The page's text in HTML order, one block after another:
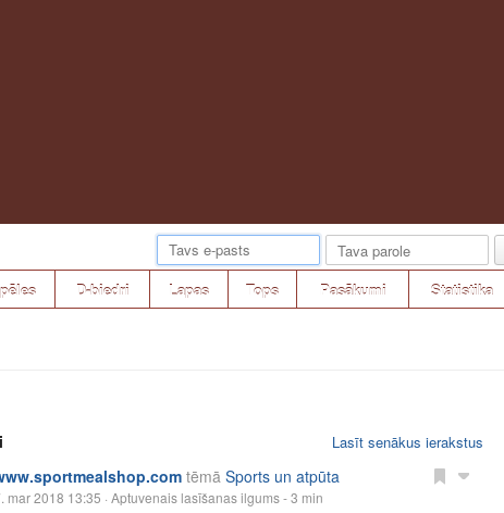
D-biedri Lapas Tops Pasākumi Statistika
Lasīt senākus ierakstus
tēmā Sports un atpūta
mar 2018 13:35 · Aptuvenais lasīšanas ilgums - 3 min